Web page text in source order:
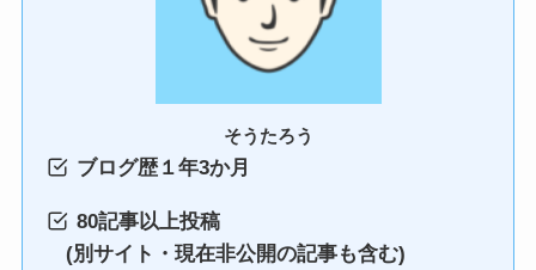
そうたろう
ブログ歴１年3か月
80記事以上投稿
(別サイト・現在非公開の記事も含む)